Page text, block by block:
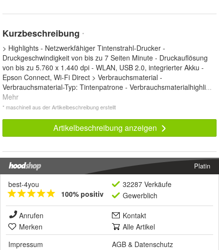
Kurzbeschreibung *
> Highlights - Netzwerkfähiger Tintenstrahl-Drucker -
Druckgeschwindigkeit von bis zu 7 Seiten Minute - Druckauflösung
von bis zu 5.760 x 1.440 dpi - WLAN, USB 2.0, integrierter Akku -
Epson Connect, Wi-Fi Direct > Verbrauchsmaterial -
Verbrauchsmaterial-Typ: Tintenpatrone - Verbrauchsmaterialhighli...
Mehr
* maschinell aus der Artikelbeschreibung erstellt
Artikelbeschreibung anzeigen
Platin
best-4you
100% positiv
32287 Verkäufe
Gewerblich
Anrufen
Kontakt
Merken
Alle Artikel
Impressum
AGB & Datenschutz